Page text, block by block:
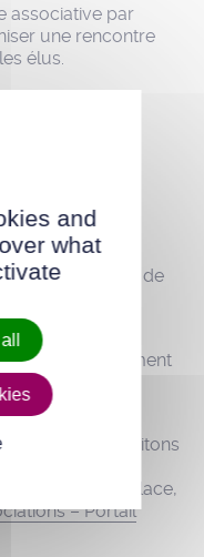
associative par
une rencontre
élus.
ou
– Portail
de
« 3.Demande de
une fois le
d’avancement
saisir votre
nous vous invitons
associative.
sont mis en place,
– Portail
and
what